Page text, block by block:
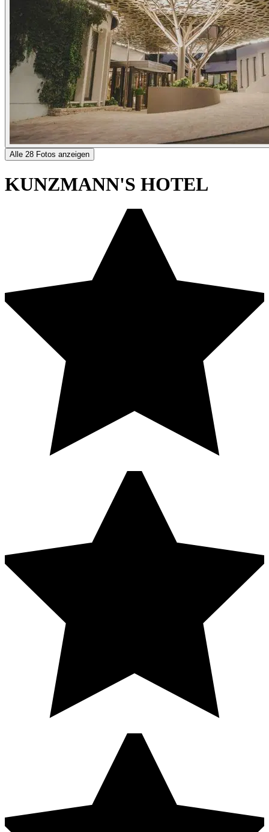
Alle 28 Fotos anzeigen
KUNZMANN'S HOTEL